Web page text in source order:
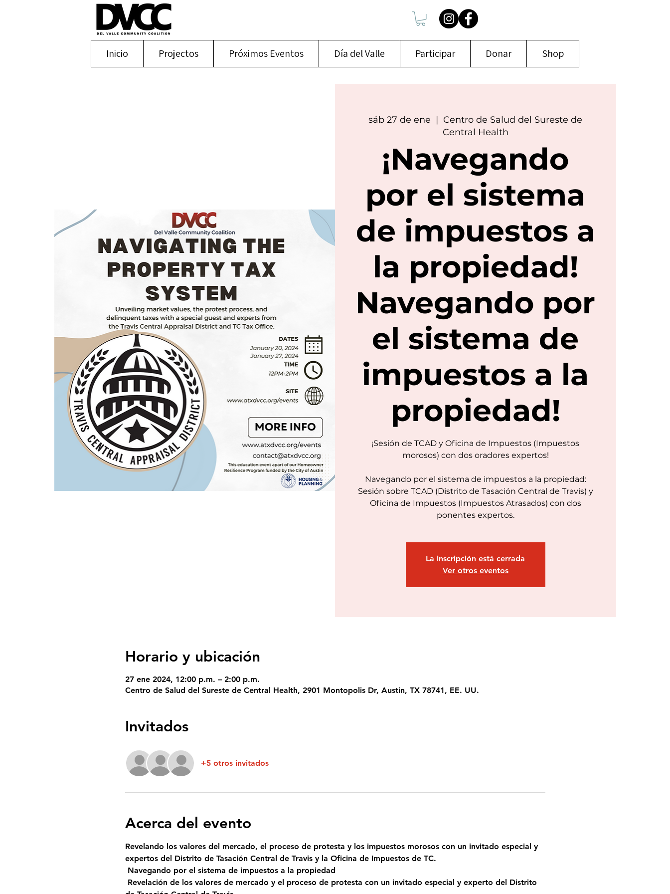
Inicio Projectos Próximos Eventos Día del Valle Participar Donar Shop
sáb 27 de ene
  |
Centro de Salud del Sureste de
Central Health
¡Navegando
por el sistema
de impuestos a
la propiedad!
Navegando por
el sistema de
impuestos a la
propiedad!
¡Sesión de TCAD y Oficina de Impuestos (Impuestos
morosos) con dos oradores expertos!
Navegando por el sistema de impuestos a la propiedad:
Sesión sobre TCAD (Distrito de Tasación Central de Travis) y
Oficina de Impuestos (Impuestos Atrasados) con dos
ponentes expertos.
La inscripción está cerrada
Ver otros eventos
Horario y ubicación
27 ene 2024, 12:00 p.m. – 2:00 p.m.
Centro de Salud del Sureste de Central Health, 2901 Montopolis Dr, Austin, TX 78741, EE. UU.
Invitados
+5 otros invitados
Acerca del evento
Revelando los valores del mercado, el proceso de protesta y los impuestos morosos con un invitado especial y
expertos del Distrito de Tasación Central de Travis y la Oficina de Impuestos de TC.
Navegando por el sistema de impuestos a la propiedad